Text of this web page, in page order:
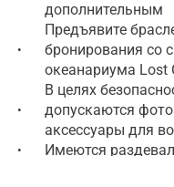
дополнительным
•
Предъявите
бронирования со
океанариума Lost
•
В целях
допускаются
аксессуары для
• Имеются